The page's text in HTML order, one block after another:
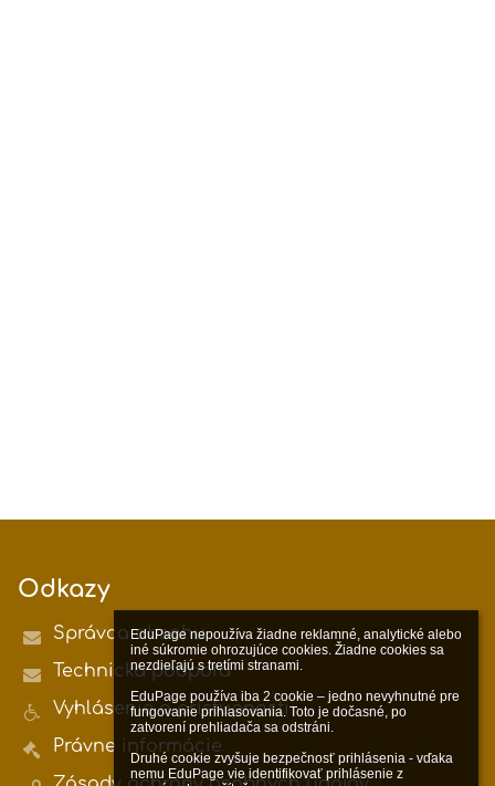
EduPage nepoužíva žiadne reklamné, analytické alebo
iné súkromie ohrozujúce cookies. Žiadne cookies sa
nezdieľajú s tretími stranami.
EduPage používa iba 2 cookie – jedno nevyhnutné pre
fungovanie prihlasovania. Toto je dočasné, po
zatvorení prehliadača sa odstráni.
Druhé cookie zvyšuje bezpečnosť prihlásenia - vďaka
nemu EduPage vie identifikovať prihlásenie z
Odkazy
Správca obsahu
Technická podpora
Vyhlásenie o prístupnosti
Právne informácie